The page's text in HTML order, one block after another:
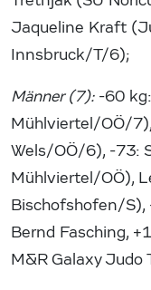
Jaqueline Kraft
Innsbruck/T/6);
Männer (7):-60 kg:
Mühlviertel/OÖ/
Wels/OÖ/6), -73:
Mühlviertel/OÖ),
Bischofshofen/S),
Bernd Fasching,
M&R Galaxy Judo